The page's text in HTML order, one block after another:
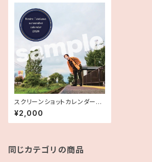
スクリーンショットカレンダー20
26
¥2,000
同じカテゴリの商品